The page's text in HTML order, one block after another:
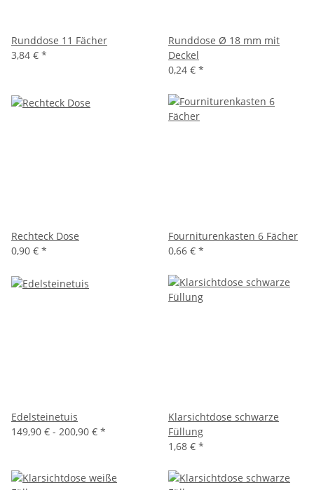
Runddose 11 Fächer
3,84 € *
Runddose Ø 18 mm mit
Deckel
0,24 € *
Rechteck Dose
0,90 € *
Fourniturenkasten 6 Fächer
0,66 € *
Edelsteinetuis
149,90 € - 200,90 € *
Klarsichtdose schwarze
Füllung
1,68 € *